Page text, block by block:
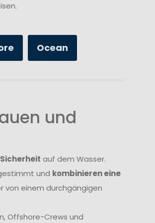
Ocean
und
auf dem Wasser.
und kombinieren eine
von einem durchgängigen
Offshore-Crews und